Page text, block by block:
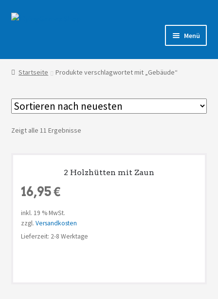
Zur
Zum
Menü
Shop
Startseite Produkte verschlagwortet mit „Gebäude“
Zeigt alle 11 Ergebnisse
2 Holzhütten mit Zaun
16,95€
inkl. 19 % MwSt.
zzgl. Versandkosten
Lieferzeit: 2-8 Werktage